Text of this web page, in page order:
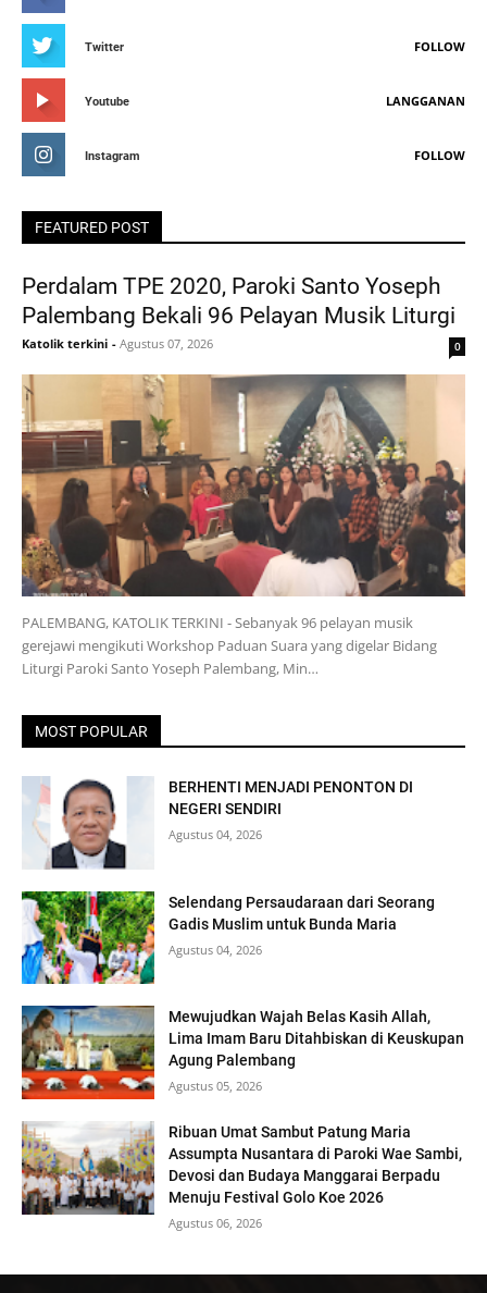
Twitter FOLLOW
Youtube LANGGANAN
Instagram FOLLOW
FEATURED POST
Perdalam TPE 2020, Paroki Santo Yoseph
Palembang Bekali 96 Pelayan Musik Liturgi
Katolik terkini - Agustus 07, 2026 0
PALEMBANG, KATOLIK TERKINI - Sebanyak 96 pelayan musik
gerejawi mengikuti Workshop Paduan Suara yang digelar Bidang
Liturgi Paroki Santo Yoseph Palembang, Min…
MOST POPULAR
BERHENTI MENJADI PENONTON DI
NEGERI SENDIRI
Agustus 04, 2026
Selendang Persaudaraan dari Seorang
Gadis Muslim untuk Bunda Maria
Agustus 04, 2026
Mewujudkan Wajah Belas Kasih Allah,
Lima Imam Baru Ditahbiskan di Keuskupan
Agung Palembang
Agustus 05, 2026
Ribuan Umat Sambut Patung Maria
Assumpta Nusantara di Paroki Wae Sambi,
Devosi dan Budaya Manggarai Berpadu
Menuju Festival Golo Koe 2026
Agustus 06, 2026